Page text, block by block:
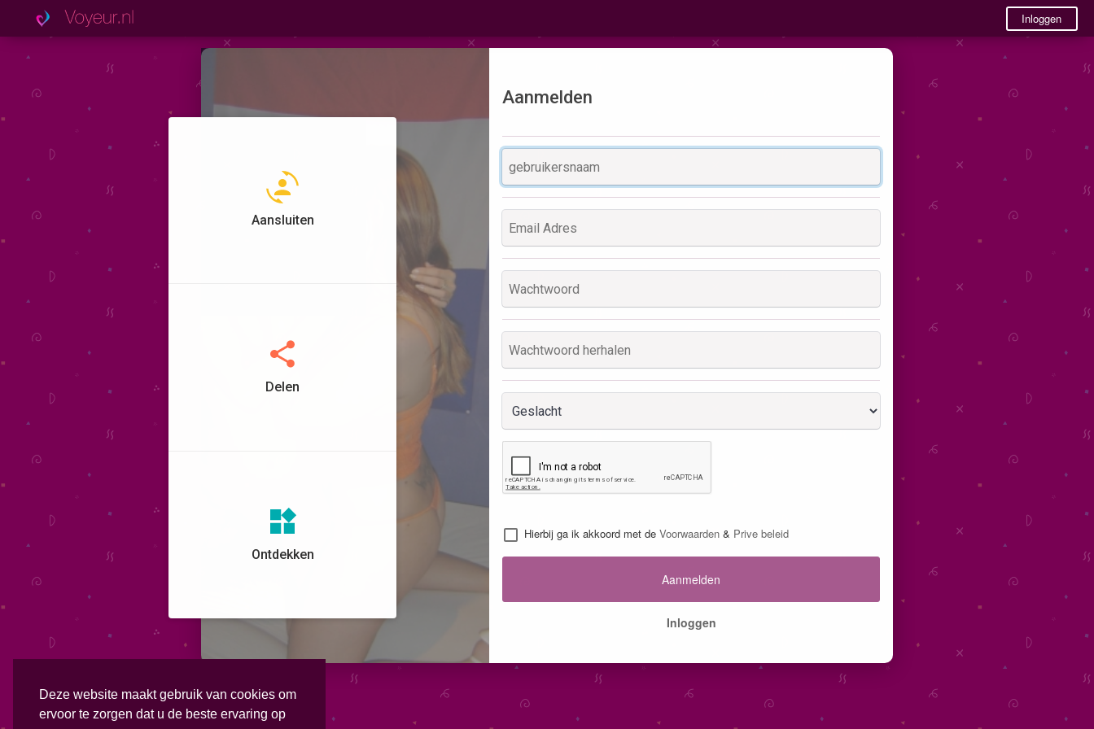
Deze website maakt gebruik van cookies om
ervoor te zorgen dat u de beste ervaring op
Inloggen
Aansluiten
Delen
Ontdekken
Aanmelden
Hierbij ga ik akkoord met deVoorwaarden & Prive beleid
Aanmelden
Inloggen